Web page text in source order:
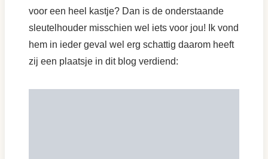
voor een heel kastje? Dan is de onderstaande
sleutelhouder misschien wel iets voor jou! Ik vond
hem in ieder geval wel erg schattig daarom heeft
zij een plaatsje in dit blog verdiend: